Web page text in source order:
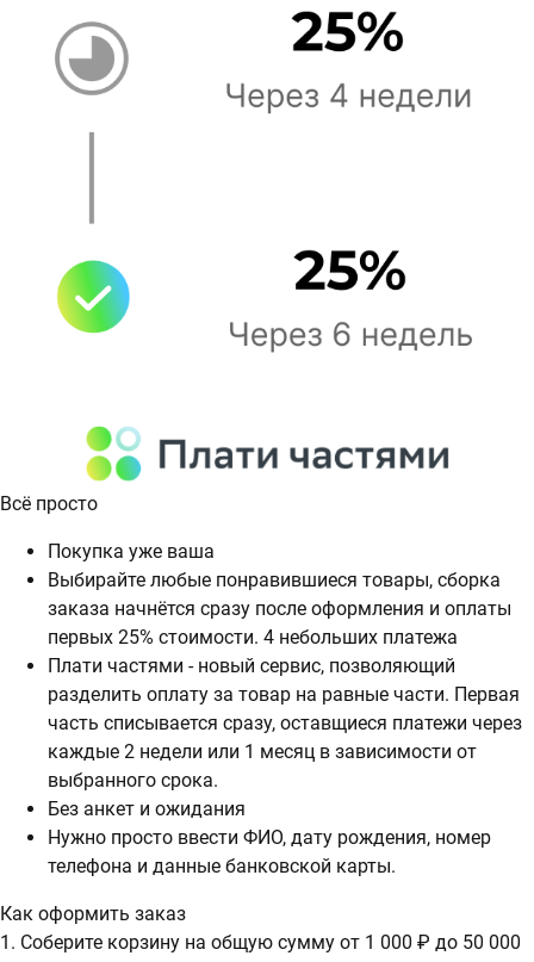
Всё просто
Покупка уже ваша
Выбирайте любые понравившиеся товары, сборка
заказа начнётся сразу после оформления и оплаты
первых 25% стоимости. 4 небольших платежа
Плати частями - новый сервис, позволяющий
разделить оплату за товар на равные части. Первая
часть списывается сразу, оставщиеся платежи через
каждые 2 недели или 1 месяц в зависимости от
выбранного срока.
Без анкет и ожидания
Нужно просто ввести ФИО, дату рождения, номер
телефона и данные банковской карты.
Как оформить заказ
1. Соберите корзину на общую сумму от 1 000 ₽ до 50 000